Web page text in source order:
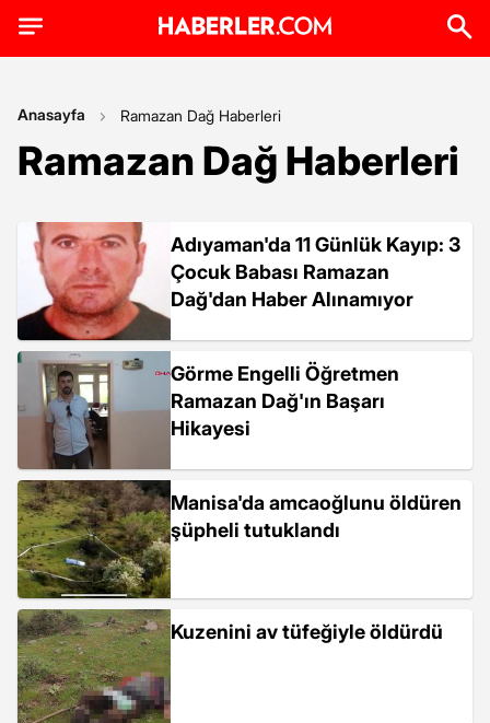
Anasayfa Ramazan Dağ Haberleri
Ramazan Dağ Haberleri
Adıyaman'da 11 Günlük Kayıp: 3
Çocuk Babası Ramazan
Dağ'dan Haber Alınamıyor
Görme Engelli Öğretmen
Ramazan Dağ'ın Başarı
Hikayesi
Manisa'da amcaoğlunu öldüren
şüpheli tutuklandı
Kuzenini av tüfeğiyle öldürdü